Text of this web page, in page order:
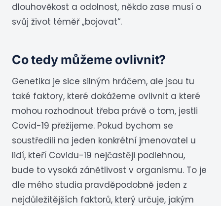
dlouhověkost a odolnost, někdo zase musí o
svůj život téměř „bojovat“.
Co tedy můžeme ovlivnit?
Genetika je sice silným hráčem, ale jsou tu
také faktory, které dokážeme ovlivnit a které
mohou rozhodnout třeba právě o tom, jestli
Covid-19 přežijeme. Pokud bychom se
soustředili na jeden konkrétní jmenovatel u
lidí, kteří Covidu-19 nejčastěji podlehnou,
bude to vysoká zánětlivost v organismu. To je
dle mého studia pravděpodobně jeden z
nejdůležitějších faktorů, který určuje, jakým